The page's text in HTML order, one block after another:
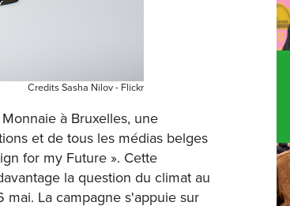
Credits Sasha Nilov - Flickr
à Bruxelles, une
et de tous les médias belges
for my Future ». Cette
la question du climat au
La campagne s'appuie sur